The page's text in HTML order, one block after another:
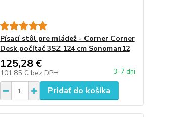
Písací stôl pre mládež - Corner Corner
Desk počítač 3SZ 124 cm Sonoman12
125,28 €
101,85 € bez DPH 3-7 dni
Pridať do košíka